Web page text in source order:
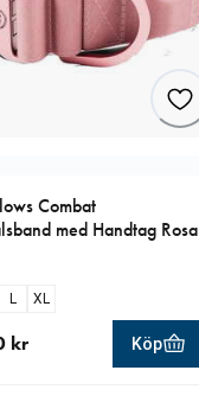
Combat
med Handtag Rosa
L XL
kr Köp